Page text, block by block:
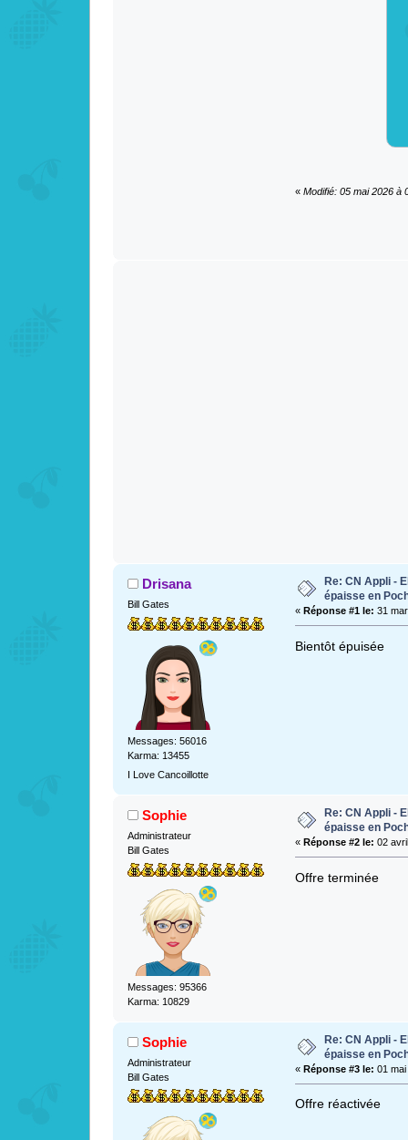
« Modifié: 05 mai 2026 à
Drisana
Bill Gates
Messages: 56016
Karma: 13455
I Love Cancoillotte
Re: CN Appli -
épaisse en
« Réponse #1 le: 31
Bientôt épuisée
Sophie
Administrateur
Bill Gates
Messages: 95366
Karma: 10829
Re: CN Appli -
épaisse en
« Réponse #2 le: 02
Offre terminée
Sophie
Administrateur
Bill Gates
Re: CN Appli -
épaisse en
« Réponse #3 le: 01
Offre réactivée